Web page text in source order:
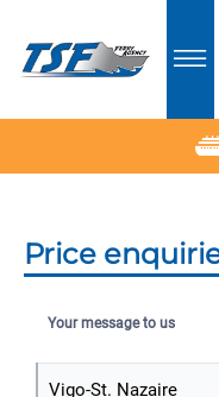
Price
Your message to us